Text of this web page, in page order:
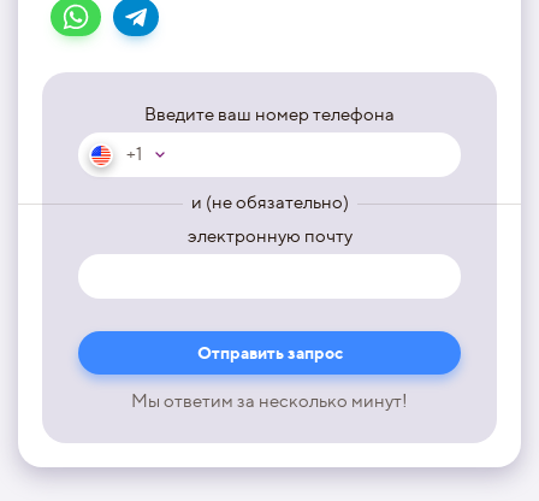
Введите ваш номер телефона
+1
и (не обязательно)
электронную почту
Мы ответим за несколько минут!